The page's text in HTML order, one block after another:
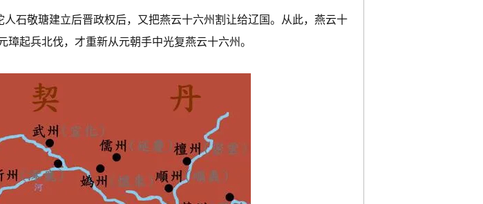
石敬瑭建立后晋政权后，又把燕云十六州割让给辽国。从此，燕云十
起兵北伐，才重新从元朝手中光复燕云十六州。